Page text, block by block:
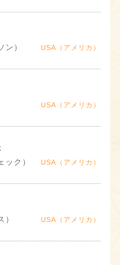
ン）
USA（アメリカ）
USA（アメリカ）
ック）
USA（アメリカ）
）
USA（アメリカ）